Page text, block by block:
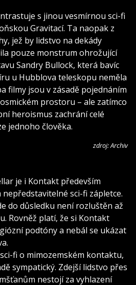
s jinou vesmírnou sci-fi
Gravitací. Ta naopak z
jež by lidstvo na dekády
pouze monstrum ohrožující
Sandry Bullock, která bavíc
u Hubblova teleskopu neměla
filmy jsou v zásadě pojednáním
prostoru – ale zatímco
heroismus zachrání celé
jednoho člověka.
zdroj: Archiv
je i Kontakt především
nepředstavitelné sci-fi zápletce.
do důsledku není rozluštěn až
Rovněž platí, že si Kontakt
podtóny a nebál se ukázat
fi o mimozemském kontaktu,
sympatický. Zdejší lidstvo přes
nestojí za vyhlazení